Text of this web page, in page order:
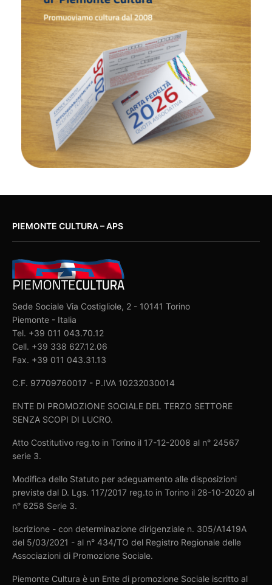
PIEMONTE CULTURA – APS
Sede Sociale Via Costigliole, 2 - 10141 Torino
Piemonte - Italia
Tel. +39 011 043.70.12
Cell. +39 338 627.12.06
Fax. +39 011 043.31.13
C.F. 97709760017 - P.IVA 10232030014
ENTE DI PROMOZIONE SOCIALE DEL TERZO SETTORE
SENZA SCOPI DI LUCRO.
Atto Costitutivo reg.to in Torino il 17-12-2008 al n° 24567
serie 3.
Modifica dello Statuto per adeguamento alle disposizioni
previste dal D. Lgs. 117/2017 reg.to in Torino il 28-10-2020 al
n° 6258 Serie 3.
Iscrizione - con determinazione dirigenziale n. 305/A1419A
del 5/03/2021 - al n° 434/TO del Registro Regionale delle
Associazioni di Promozione Sociale.
Piemonte Cultura è un Ente di promozione Sociale iscritto al